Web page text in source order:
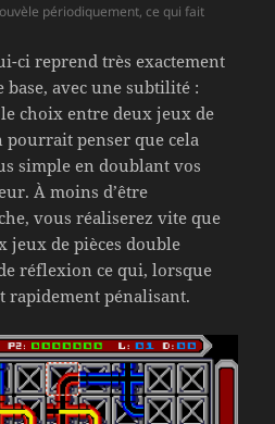
périodiquement, ce qui fait
ci reprend très exactement
avec une subtilité :
choix entre deux jeux de
pourrait penser que cela
simple en doublant vos
À moins d’être
vous réaliserez vite que
jeux de pièces double
réflexion ce qui, lorsque
rapidement pénalisant.